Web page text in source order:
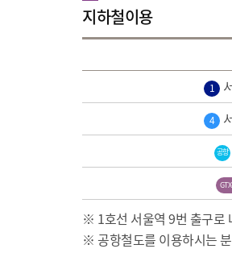
지하철이용
1
4
공항
※ 1호선 서울역 9번 출구로
※ 공항철도를 이용하시는